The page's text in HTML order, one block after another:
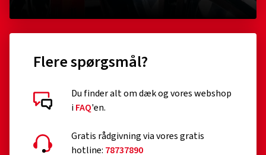
Flere spørgsmål?
Du finder alt om dæk og vores webshop
iFAQ'en.
Gratis rådgivning via vores gratis
hotline: 78737890